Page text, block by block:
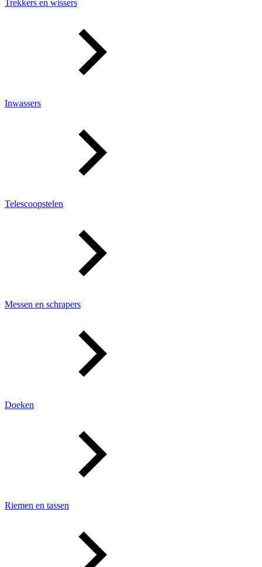
Trekkers en wissers
Inwassers
Telescoopstelen
Messen en schrapers
Doeken
Riemen en tassen